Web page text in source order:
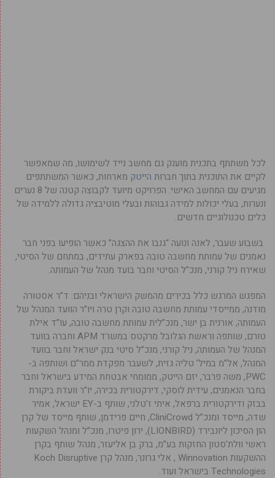
לכל משתתף בתכנית מוענק גם מחשב נייד לשימושו, מה שמאפשר
לקיים את התוכנית בתוך חברות הייטק מארחות, כאשר המשתתפים
מגיעים עם המחשב האישי. הפרויקט מיועד לקבוצה קטנה של 8 נערים
ונערות, בעלי יכולות למידה גבוהות ובעלי מוטיבציה גדולה ללמידה של
כלים טכנולוגיים חדשים.
בשבוע שעבר, לאנה ונועה “גנבו את ההצגה” כאשר הופיעו בפני חבר
נאמנים של עמותת מחשבה טובה בפארק עתידים, במתחם של הסיטי,
שאירח ניל קורני, מנכ”ל הסיטי וחבר בועד מנהל של העמותה.
המפגש המרגש כלל בכירים מהמשק הישראלי ובניהם: ד”ר אסטורה
מודנה, ממייסדי עמותת מחשבה טובה וקרן טרה ויו”ר הוועד המנהל של
העמותה, אורנית בן ישר, מנכ”לית עמותת מחשבה טובה, עו”ד אילת
טורם, שותפה וראשת הגלובל מרקטס במשרד APM וחברה בוועד
המנהל של העמותה, ניל קורני, מנכ”ל סיטי בנק ישראל וחבר בוועד
המנהל, אל”מ במיל’ טליה גזית, לשעבר מפקדת ממר”ם ושותפה ב-
PWC, משה פרבר, יזם הייטק, ממומחי אבטחת המידע בישראל וחבר
בחבר הנאמנים, עידית לוסקי, דירקטורית בכירה, יו”ר וועדת ביקורת
בבזק ודירקטורית ברפאל, איתי ז’טלני, שותף ב-EY ישראל, אמיר
שדה, מייסד ומנכ”ל CliniCrowd, חיים פרידמן, שותף מייסד של קרן
הון הסיכון ליונבירד (LIONBIRD), ירון פיטרו, מנכ”ל ומנהל השקעות
ראשי וולת’סטון החזקות בע”מ, ברק בן אליעזר, מנהל שותף בקרן
ההשקעות Winnovation , אלי גרונר, מנהל קרן Koch Disruptive
Technologies בישראל ועוד.